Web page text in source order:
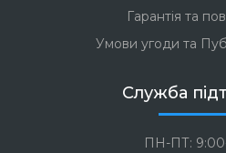
Гарантія та
Умови угоди та
Служба
ПН-ПТ: